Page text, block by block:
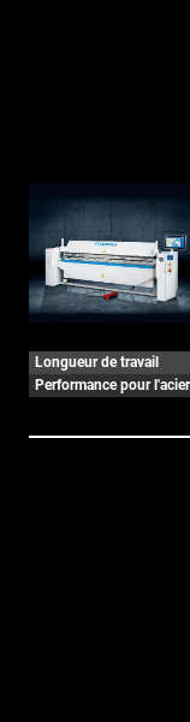
Longueur de travail
Performance pour l'acier